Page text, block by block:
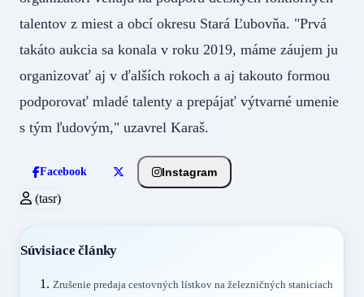
talentov z miest a obcí okresu Stará Ľubovňa. "Prvá
takáto aukcia sa konala v roku 2019, máme záujem ju
organizovať aj v ďalších rokoch a aj takouto formou
podporovať mladé talenty a prepájať výtvarné umenie
s tým ľudovým," uzavrel Karaš.
Facebook Instagram
(tasr)
Súvisiace články
Zrušenie predaja cestovných lístkov na železničných staniciach